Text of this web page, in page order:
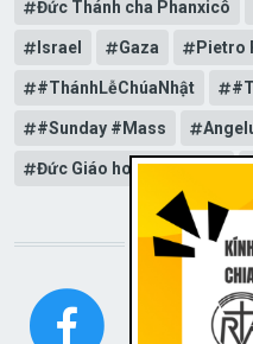
Đức Thánh cha Phanxicô
Israel Gaza Pietro
#ThánhLễChúaNhật
#Sunday #Mass
Đức Giáo hoàng Lêô XIV
STAY